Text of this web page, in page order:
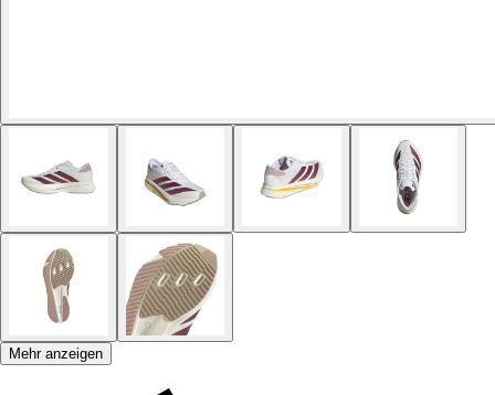
Mehr anzeigen